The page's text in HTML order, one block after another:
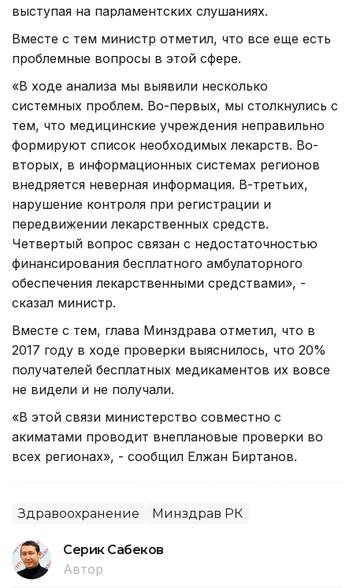
выступая на парламентских слушаниях.
Вместе с тем министр отметил, что все еще есть
проблемные вопросы в этой сфере.
«В ходе анализа мы выявили несколько
системных проблем. Во-первых, мы столкнулись с
тем, что медицинские учреждения неправильно
формируют список необходимых лекарств. Во-
вторых, в информационных системах регионов
внедряется неверная информация. В-третьих,
нарушение контроля при регистрации и
передвижении лекарственных средств.
Четвертый вопрос связан с недостаточностью
финансирования бесплатного амбулаторного
обеспечения лекарственными средствами», -
сказал министр.
Вместе с тем, глава Минздрава отметил, что в
2017 году в ходе проверки выяснилось, что 20%
получателей бесплатных медикаментов их вовсе
не видели и не получали.
«В этой связи министерство совместно с
акиматами проводит внеплановые проверки во
всех регионах», - сообщил Елжан Биртанов.
Здравоохранение Минздрав РК
Серик Сабеков
Автор